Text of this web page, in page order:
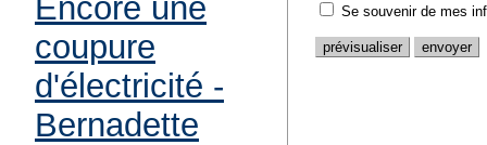
Se souvenir de mes
Encore une
coupure
d'électricité -
Bernadette